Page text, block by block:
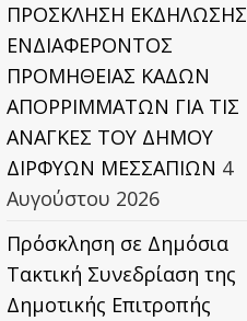
ΠΡΟΣΚΛΗΣΗ ΕΚΔΗΛΩΣΗΣ
ΕΝΔΙΑΦΕΡΟΝΤΟΣ
ΠΡΟΜΗΘΕΙΑΣ ΚΑΔΩΝ
ΑΠΟΡΡΙΜΜΑΤΩΝ ΓΙΑ ΤΙΣ
ΑΝΑΓΚΕΣ ΤΟΥ ΔΗΜΟΥ
ΔΙΡΦΥΩΝ ΜΕΣΣΑΠΙΩΝ 4
Αυγούστου 2026
Πρόσκληση σε Δημόσια
Τακτική Συνεδρίαση της
Δημοτικής Επιτροπής